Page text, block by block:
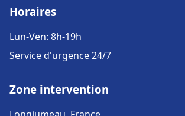
Horaires
Lun-Ven: 8h-19h
Service d'urgence 24/7
Zone intervention